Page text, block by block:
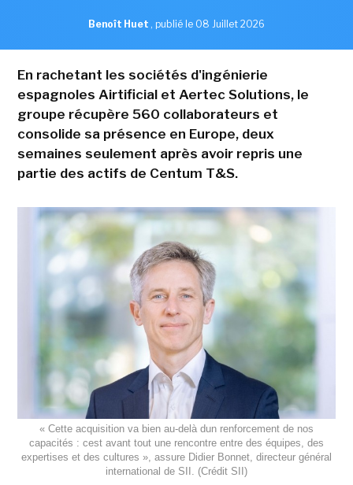
Benoît Huet , publié le 08 Juillet 2026
En rachetant les sociétés d'ingénierie
espagnoles Airtificial et Aertec Solutions, le
groupe récupère 560 collaborateurs et
consolide sa présence en Europe, deux
semaines seulement après avoir repris une
partie des actifs de Centum T&S.
« Cette acquisition va bien au-delà dun renforcement de nos
capacités : cest avant tout une rencontre entre des équipes, des
expertises et des cultures », assure Didier Bonnet, directeur général
international de SII. (Crédit SII)